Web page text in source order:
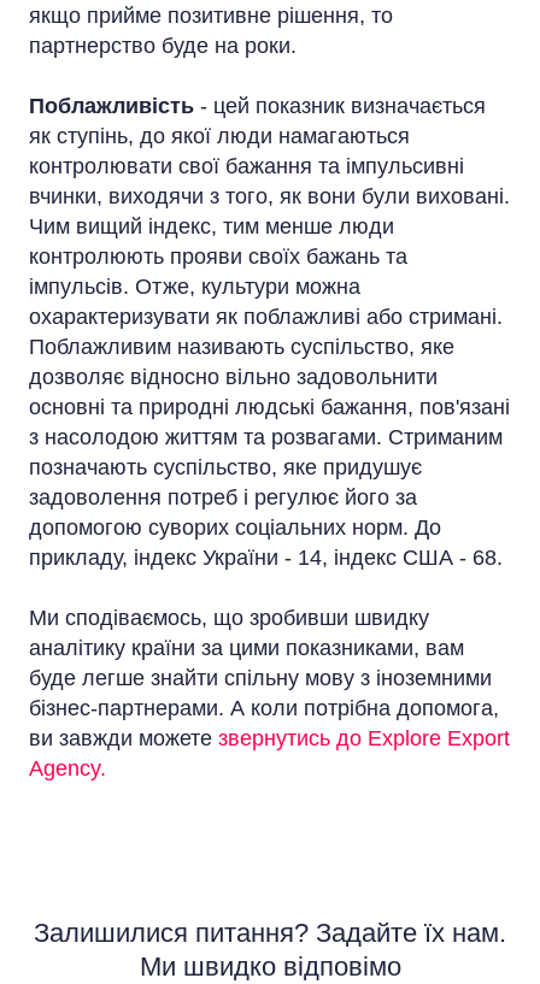
якщо прийме позитивне рішення, то
партнерство буде на роки.
Поблажливість - цей показник визначається
як ступінь, до якої люди намагаються
контролювати свої бажання та імпульсивні
вчинки, виходячи з того, як вони були виховані.
Чим вищий індекс, тим менше люди
контролюють прояви своїх бажань та
імпульсів. Отже, культури можна
охарактеризувати як поблажливі або стримані.
Поблажливим називають суспільство, яке
дозволяє відносно вільно задовольнити
основні та природні людські бажання, пов'язані
з насолодою життям та розвагами. Стриманим
позначають суспільство, яке придушує
задоволення потреб і регулює його за
допомогою суворих соціальних норм. До
прикладу, індекс України - 14, індекс США - 68.
Ми сподіваємось, що зробивши швидку
аналітику країни за цими показниками, вам
буде легше знайти спільну мову з іноземними
бізнес-партнерами. А коли потрібна допомога,
ви завжди можете звернутись до Explore Export
Agency.
Залишилися питання? Задайте їх нам.
Ми швидко відповімо